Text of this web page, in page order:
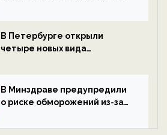
В Петербурге открыли
четыре новых вида
экологии на ECOportal
В Минздраве предупредили
о риске обморожений из-за
на ECOportal